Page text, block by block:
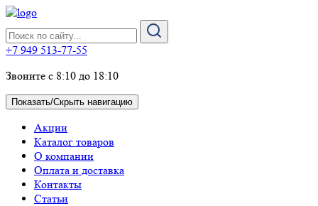
+7 949 513-77-55
Звоните с 8:10 до 18:10
Показать/Скрыть навигацию
Акции
Каталог товаров
О компании
Оплата и доставка
Контакты
Статьи